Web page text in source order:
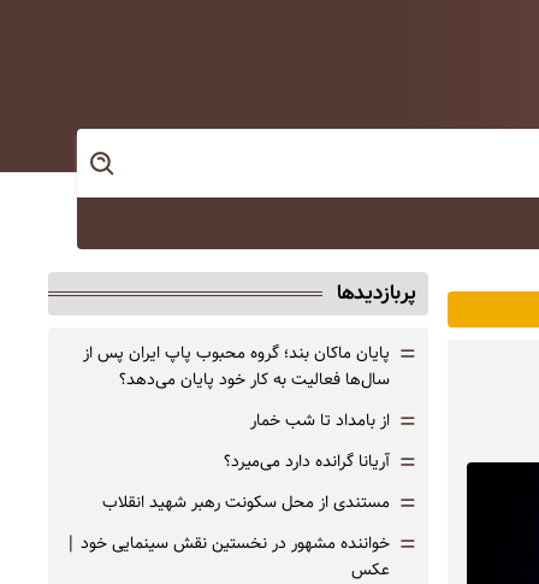
پربازدیدها
= پایان ماکان بند؛ گروه محبوب پاپ ایران پس از
سال‌ها فعالیت به کار خود پایان می‌دهد؟
= از بامداد تا شب خمار
= آریانا گرانده دارد می‌میرد؟
= مستندی از محل سکونت رهبر شهید انقلاب
= خواننده مشهور در نخستین نقش سینمایی خود |‌
عکس